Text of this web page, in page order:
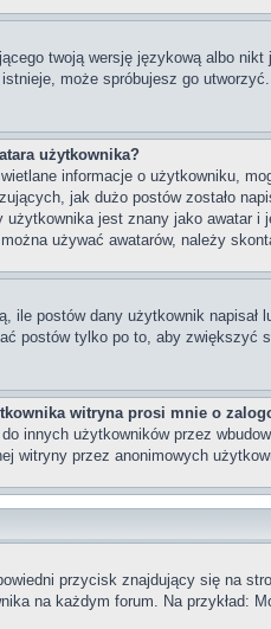
twoją wersję językową albo
może spróbujesz go
użytkownika?
informacje o użytkowniku,
jak dużo postów zostało
jest znany jako awatar
używać awatarów, należy
ile postów dany użytkownik
postów tylko po to, aby
witryna prosi mnie o
innych użytkowników przez
witryny przez anonimowych
przycisk znajdujący się na
na każdym forum. Na przykład: